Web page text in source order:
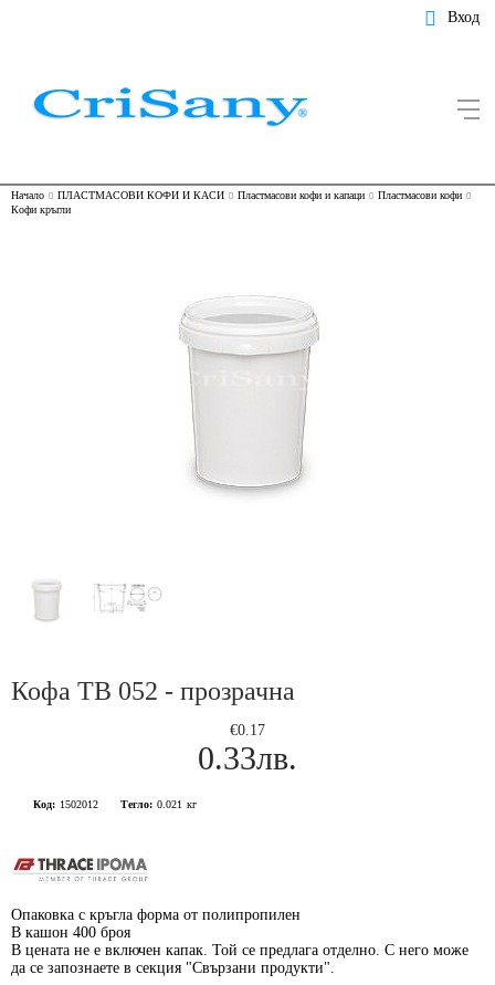
Вход
Начало ПЛАСТМАСОВИ КОФИ И КАСИ Пластмасови кофи и капаци
Пластмасови кофи
Кофи кръгли
Кофа TB 052 - прозрачна
€0.17
0.33лв.
Код: 1502012 Тегло: 0.021 кг
Опаковка с кръгла форма от полипропилен
В кашон 400 броя
В цената не е включен капак. Той се предлага отделно. С него може
да се запознаете в секция "Свързани продукти".